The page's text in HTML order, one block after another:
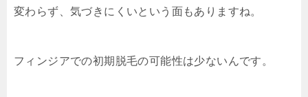
変わらず、気づきにくいという面もありますね。
フィンジアでの初期脱毛の可能性は少ないんです。